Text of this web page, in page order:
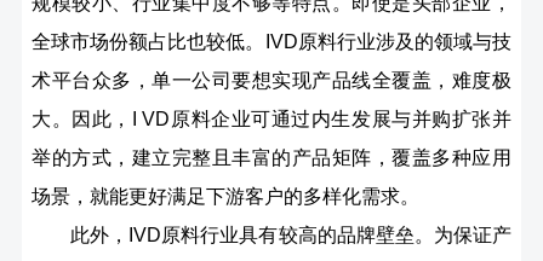
全球市场份额占比也较低。IVD原料行业涉及的领域与技
术平台众多，单一公司要想实现产品线全覆盖，难度极
大。因此，I VD原料企业可通过内生发展与并购扩张并
举的方式，建立完整且丰富的产品矩阵，覆盖多种应用
场景，就能更好满足下游客户的多样化需求。
此外，IVD原料行业具有较高的品牌壁垒。为保证产